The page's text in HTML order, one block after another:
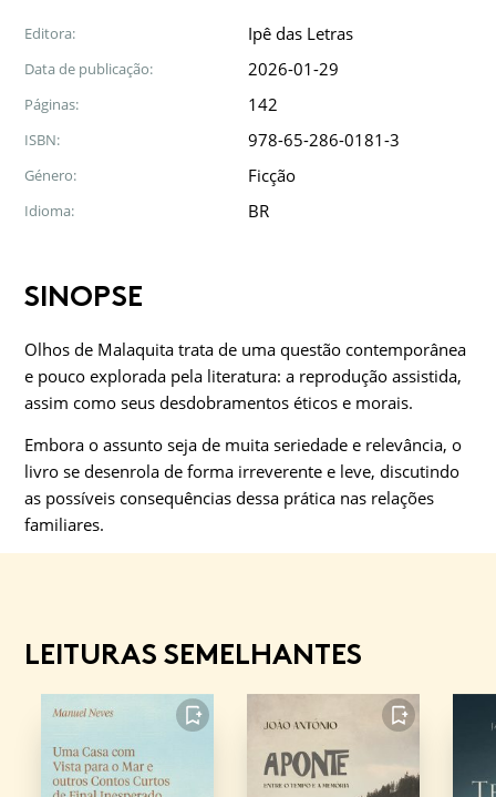
Editora: Ipê das Letras
Data de publicação: 2026-01-29
Páginas: 142
ISBN: 978-65-286-0181-3
Género: Ficção
Idioma: BR
SINOPSE
Olhos de Malaquita trata de uma questão contemporânea
e pouco explorada pela literatura: a reprodução assistida,
assim como seus desdobramentos éticos e morais.
Embora o assunto seja de muita seriedade e relevância, o
livro se desenrola de forma irreverente e leve, discutindo
as possíveis consequências dessa prática nas relações
familiares.
LEITURAS SEMELHANTES
FAVORITO FAVORITO